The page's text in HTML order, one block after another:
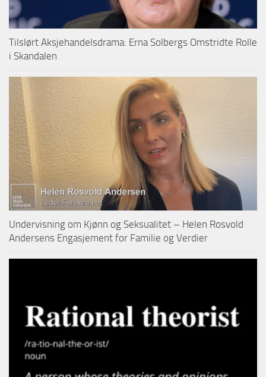
Tilslørt Aksjehandelsdrama: Erna Solbergs Omstridte Rolle
i Skandalen
Undervisning om Kjønn og Seksualitet – Helen Rosvold
Andersens Engasjement for Familie og Verdier